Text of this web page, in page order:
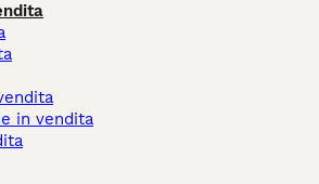
in vendita